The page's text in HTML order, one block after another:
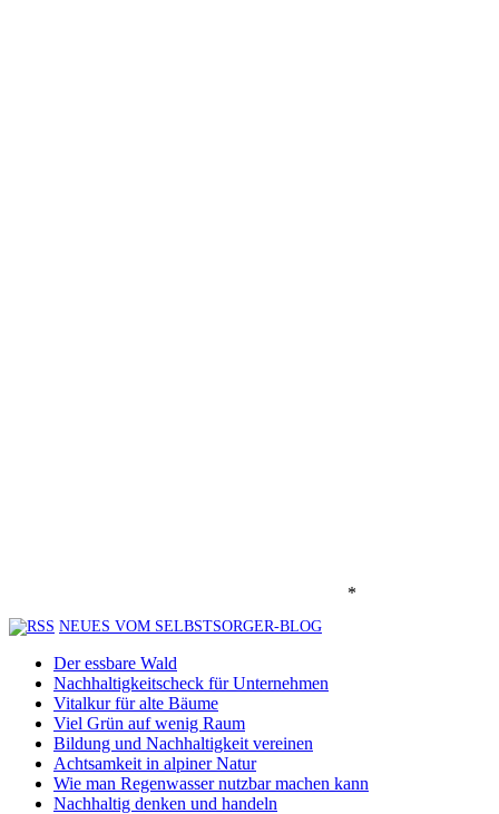
*
NEUES VOM SELBSTSORGER-BLOG
Der essbare Wald
Nachhaltigkeitscheck für Unternehmen
Vitalkur für alte Bäume
Viel Grün auf wenig Raum
Bildung und Nachhaltigkeit vereinen
Achtsamkeit in alpiner Natur
Wie man Regenwasser nutzbar machen kann
Nachhaltig denken und handeln